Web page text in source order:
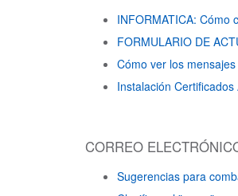
INFORMATICA: Cómo
FORMULARIO DE
Cómo ver los
Instalación Certificados
CORREO
Sugerencias para